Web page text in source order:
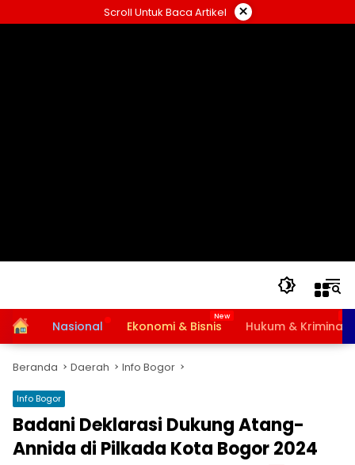
ke
Scroll Untuk Baca Artikel ×
HomeNasional Ekonomi & Bisnis Hukum & Kriminal
Beranda Daerah Info Bogor
Info Bogor
Badani Deklarasi Dukung Atang-
Annida di Pilkada Kota Bogor 2024